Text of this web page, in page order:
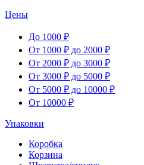
Цены
До 1000 ₽
От 1000 ₽ до 2000 ₽
От 2000 ₽ до 3000 ₽
От 3000 ₽ до 5000 ₽
От 5000 ₽ до 10000 ₽
От 10000 ₽
Упаковки
Коробка
Корзина